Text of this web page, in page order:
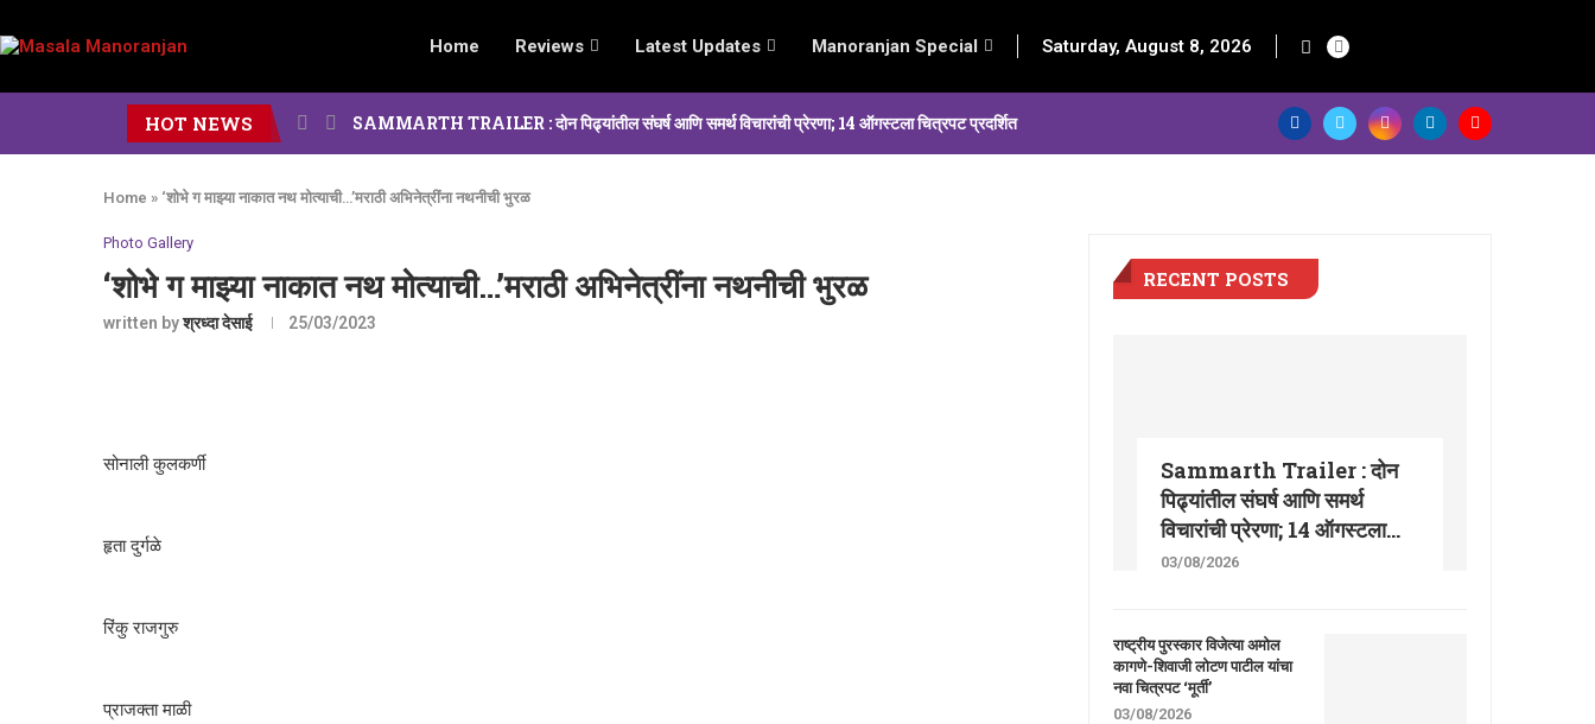
Home Reviews Latest Updates Manoranjan Special Saturday, August 8, 2026
HOT NEWS SAMMARTH TRAILER : दोन पिढ्यांतील संघर्ष आणि समर्थ विचारांची प्रेरणा; 14 ऑगस्टला चित्रपट प्रदर्शित
Home » ‘शोभे ग माझ्या नाकात नथ मोत्याची…’मराठी अभिनेत्रींना नथनीची भुरळ
Photo Gallery
‘शोभे ग माझ्या नाकात नथ मोत्याची…’मराठी अभिनेत्रींना नथनीची भुरळ
written byश्रध्दा देसाई 25/03/2023
सोनाली कुलकर्णी
हृता दुर्गळे
रिंकु राजगुरु
प्राजक्ता माळी
RECENT POSTS
Sammarth Trailer : दोन
पिढ्यांतील संघर्ष आणि समर्थ
विचारांची प्रेरणा; 14 ऑगस्टला...
03/08/2026
राष्ट्रीय पुरस्कार विजेत्या अमोल
कागणे-शिवाजी लोटण पाटील यांचा
नवा चित्रपट ‘मूर्ती’
03/08/2026